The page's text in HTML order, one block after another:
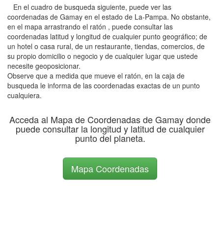
En el cuadro de busqueda siguiente, puede ver las
coordenadas de Gamay en el estado de La-Pampa. No obstante,
en el mapa arrastrando el ratón , puede consultar las
coordenadas latitud y longitud de cualquier punto geográfico; de
un hotel o casa rural, de un restaurante, tiendas, comercios, de
su propio domicilio o negocio y de cualquier lugar que ustede
necesite geoposicionar.
Observe que a medida que mueve el ratón, en la caja de
busqueda le informa de las coordenadas exactas de un punto
cualquiera.
Acceda al Mapa de Coordenadas de Gamay donde
puede consultar la longitud y latitud de cualquier
punto del planeta.
Mapa Coordenadas